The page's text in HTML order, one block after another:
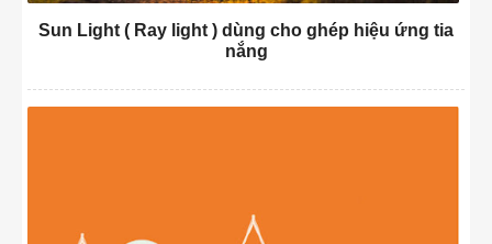
Sun Light ( Ray light ) dùng cho ghép hiệu ứng tia
nắng